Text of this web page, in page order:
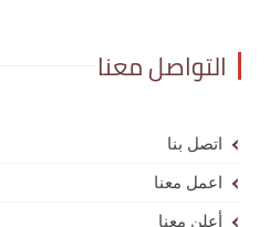
التواصل معنا
اتصل بنا
اعمل معنا
أعلن معنا